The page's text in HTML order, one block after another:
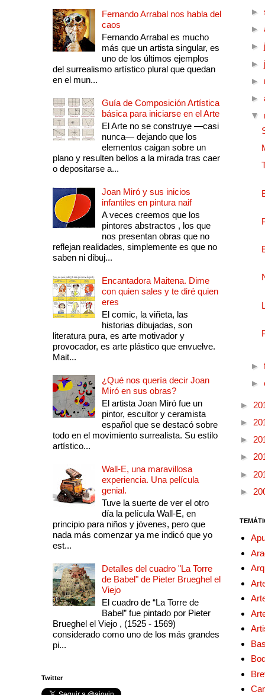
Fernando Arrabal nos habla del
caos
Fernando Arrabal es mucho
más que un artista singular, es
uno de los últimos ejemplos
del surrealismo artístico plural que quedan
en el mun...
Guía de Composición Artística
básica para iniciarse en el Arte
El Arte no se construye —casi
nunca— dejando que los
elementos caigan sobre un
plano y resulten bellos a la mirada tras caer
o depositarse a...
Joan Miró y sus inicios
infantiles en pintura naif
A veces creemos que los
pintores abstractos , los que
nos presentan obras que no
reflejan realidades, simplemente es que no
saben ni dibuj...
Encantadora Maitena. Dime
con quien sales y te diré quien
eres
El comic, la viñeta, las
historias dibujadas, son
literatura pura, es arte motivador y
provocador, es arte plástico que envuelve.
Mait...
¿Qué nos quería decir Joan
Miró en sus obras?
El artista Joan Miró fue un
pintor, escultor y ceramista
español que se destacó sobre
todo en el movimiento surrealista. Su estilo
artístico...
Wall-E, una maravillosa
experiencia. Una película
genial.
Tuve la suerte de ver el otro
día la película Wall-E, en
principio para niños y jóvenes, pero que
nada más comenzar ya me indicó que yo
est...
Detalles del cuadro "La Torre
de Babel" de Pieter Brueghel el
Viejo
El cuadro de “La Torre de
Babel” fue pintado por Pieter
Brueghel el Viejo , (1525 - 1569)
considerado como uno de los más grandes
pi...
Twitter
►
►
►
►
►
►
▼
►
►
►
►
►
►
►
►